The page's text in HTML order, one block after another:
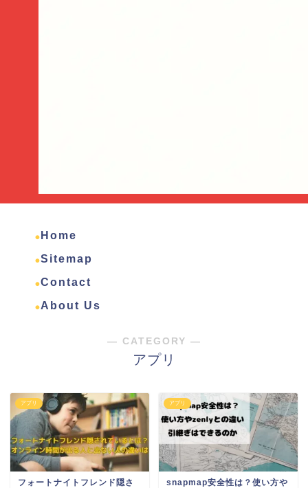
Home
Sitemap
Contact
About Us
― CATEGORY ―
アプリ
アプリ
フォートナイトフレンド隠さ
アプリ
snapmap安全性は？使い方や